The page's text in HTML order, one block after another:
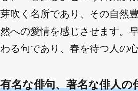
芽吹く名所であり、その自然
然への愛情を感じさせます。
わる句であり、春を待つ人の
有名な俳句、著名な俳人の